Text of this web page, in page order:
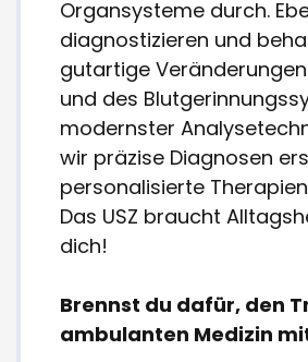
Organsysteme durch.
diagnostizieren und
gutartige
und des
modernster
wir präzise Diagnosen
personalisierte
Das USZ braucht
dich!
Brennst du dafür, den
ambulanten Medizin